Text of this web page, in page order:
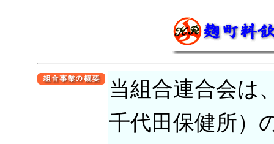
当組合連合会は
千代田保健所）